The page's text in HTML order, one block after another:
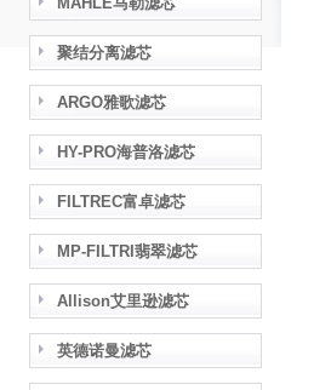
聚结分离滤芯
ARGO雅歌滤芯
HY-PRO海普洛滤芯
FILTREC富卓滤芯
MP-FILTRI翡翠滤芯
Allison艾里逊滤芯
英德诺曼滤芯